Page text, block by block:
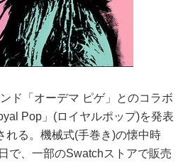
ド「オーデマ ピゲ」とのコラボ
Pop」(ロイヤルポップ)を発表
れる。機械式(手巻き)の懐中時
で、一部のSwatchストアで販売